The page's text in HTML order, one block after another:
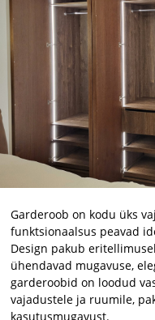
Garderoob on kodu üks
funktsionaalsus peavad
Design pakub
ühendavad mugavuse,
garderoobid on loodud
vajadustele ja ruumile,
kasutusmugavust.